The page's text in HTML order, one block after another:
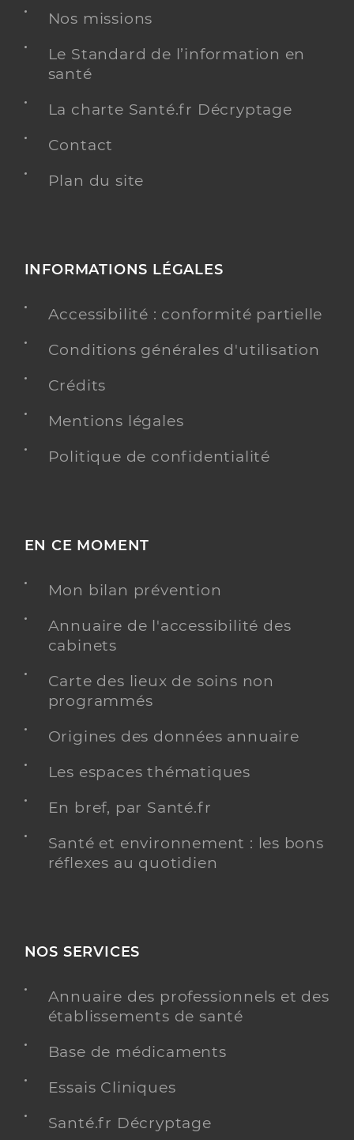
Nos missions
Le Standard de l’information en
santé
La charte Santé.fr Décryptage
Contact
Plan du site
INFORMATIONS LÉGALES
Accessibilité : conformité partielle
Conditions générales d'utilisation
Crédits
Mentions légales
Politique de confidentialité
EN CE MOMENT
Mon bilan prévention
Annuaire de l'accessibilité des
cabinets
Carte des lieux de soins non
programmés
Origines des données annuaire
Les espaces thématiques
En bref, par Santé.fr
Santé et environnement : les bons
réflexes au quotidien
NOS SERVICES
Annuaire des professionnels et des
établissements de santé
Base de médicaments
Essais Cliniques
Santé.fr Décryptage